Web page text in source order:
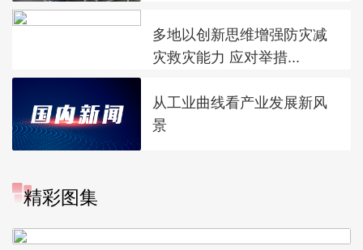
多地以创新思维增强防灾减
灾救灾能力 应对举措...
从工业曲线看产业发展新风
景
精彩图集
“大地指纹”奏响夏夜文旅乐